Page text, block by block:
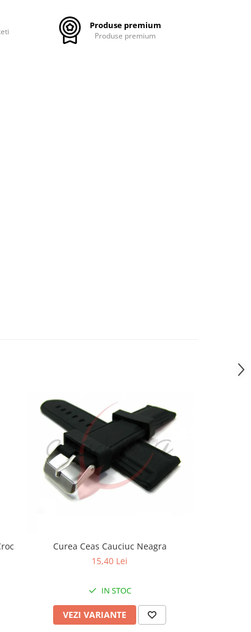
Produse premium
Produse premium
Curea Ceas Cauciuc Neagra
15,40 Lei
IN STOC
VEZI VARIANTE